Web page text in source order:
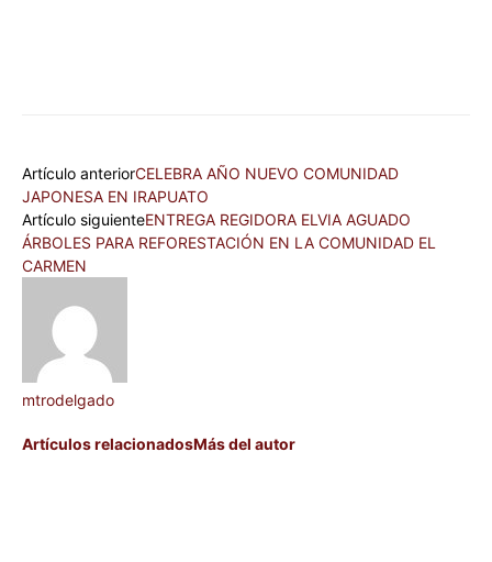
Artículo anteriorCELEBRA AÑO NUEVO COMUNIDAD
JAPONESA EN IRAPUATO
Artículo siguienteENTREGA REGIDORA ELVIA AGUADO
ÁRBOLES PARA REFORESTACIÓN EN LA COMUNIDAD EL
CARMEN
mtrodelgado
Artículos relacionadosMás del autor